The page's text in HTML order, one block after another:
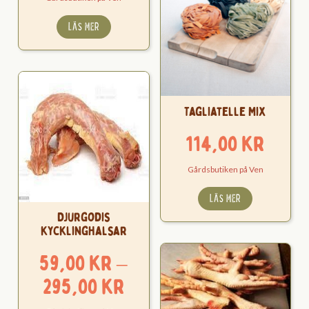
LÄS MER
Tagliatelle Mix
114,00kr
Gårdsbutiken på Ven
LÄS MER
Djurgodis
kycklinghalsar
59,00kr –
295,00kr Prisintervall: